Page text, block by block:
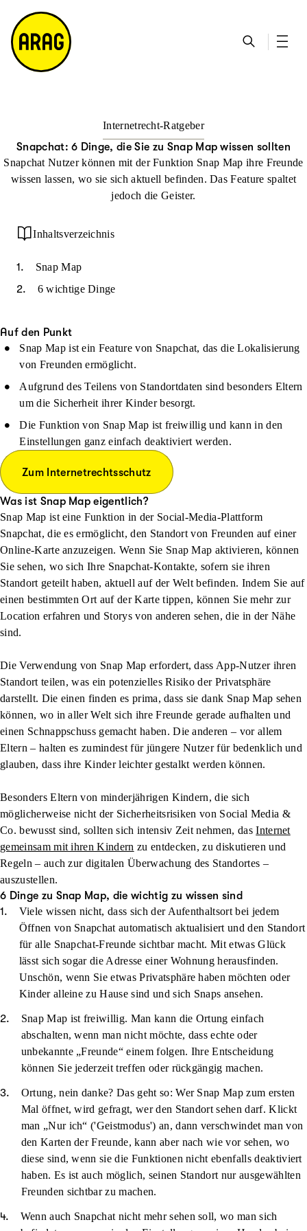
h
e
ta
k
ts
ei
te
e
m
a
p
Internetrecht-Ratgeber
Snapchat: 6 Dinge, die Sie zu Snap Map wissen sollten
Snapchat Nutzer können mit der Funktion Snap Map ihre Freunde
wissen lassen, wo sie sich aktuell befinden. Das Feature spaltet
jedoch die Geister.
Inhaltsverzeichnis
Snap Map
6 wichtige Dinge
Auf den Punkt
Snap Map ist ein Feature von Snapchat, das die Lokalisierung
von Freunden ermöglicht.
Aufgrund des Teilens von Standortdaten sind besonders Eltern
um die Sicherheit ihrer Kinder besorgt.
Die Funktion von Snap Map ist freiwillig und kann in den
Einstellungen ganz einfach deaktiviert werden.
Zum Internetrechtsschutz
Was ist Snap Map eigentlich?
Snap Map ist eine Funktion in der Social-Media-Plattform
Snapchat, die es ermöglicht, den Standort von Freunden auf einer
Online-Karte anzuzeigen. Wenn Sie Snap Map aktivieren, können
Sie sehen, wo sich Ihre Snapchat-Kontakte, sofern sie ihren
Standort geteilt haben, aktuell auf der Welt befinden. Indem Sie auf
einen bestimmten Ort auf der Karte tippen, können Sie mehr zur
Location erfahren und Storys von anderen sehen, die in der Nähe
sind.
Die Verwendung von Snap Map erfordert, dass App-Nutzer ihren
Standort teilen, was ein potenzielles Risiko der Privatsphäre
darstellt. Die einen finden es prima, dass sie dank Snap Map sehen
können, wo in aller Welt sich ihre Freunde gerade aufhalten und
einen Schnappschuss gemacht haben. Die anderen – vor allem
Eltern – halten es zumindest für jüngere Nutzer für bedenklich und
glauben, dass ihre Kinder leichter gestalkt werden können.
Besonders Eltern von minderjährigen Kindern, die sich
möglicherweise nicht der Sicherheitsrisiken von Social Media &
Co. bewusst sind, sollten sich intensiv Zeit nehmen, dasInternet
gemeinsam mit ihren Kindern zu entdecken, zu diskutieren und
Regeln – auch zur digitalen Überwachung des Standortes –
auszustellen.
6 Dinge zu Snap Map, die wichtig zu wissen sind
Viele wissen nicht, dass sich der Aufenthaltsort bei jedem
Öffnen von Snapchat automatisch aktualisiert und den Standort
für alle Snapchat-Freunde sichtbar macht. Mit etwas Glück
lässt sich sogar die Adresse einer Wohnung herausfinden.
Unschön, wenn Sie etwas Privatsphäre haben möchten oder
Kinder alleine zu Hause sind und sich Snaps ansehen.
Snap Map ist freiwillig. Man kann die Ortung einfach
abschalten, wenn man nicht möchte, dass echte oder
unbekannte „Freunde“ einem folgen. Ihre Entscheidung
können Sie jederzeit treffen oder rückgängig machen.
Ortung, nein danke? Das geht so: Wer Snap Map zum ersten
Mal öffnet, wird gefragt, wer den Standort sehen darf. Klickt
man „Nur ich“ ('Geistmodus') an, dann verschwindet man von
den Karten der Freunde, kann aber nach wie vor sehen, wo
diese sind, wenn sie die Funktionen nicht ebenfalls deaktiviert
haben. Es ist auch möglich, seinen Standort nur ausgewählten
Freunden sichtbar zu machen.
Wenn auch Snapchat nicht mehr sehen soll, wo man sich